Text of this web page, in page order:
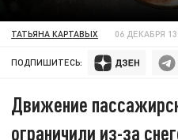
ТАТЬЯНА КАРТАВЫХ 06 ДЕКАБРЯ
ПОДПИШИТЕСЬ:
Движение
ограничили из-за